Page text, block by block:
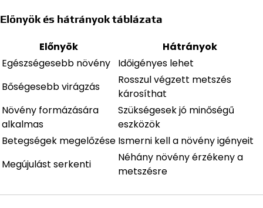
Előnyök és hátrányok táblázata
Előnyök
Hátrányok
Egészségesebb növény
Időigényes lehet
Bőségesebb virágzás
Rosszul végzett metszés
károsíthat
Növény formázására
alkalmas
Szükségesek jó minőségű
eszközök
Betegségek megelőzése Ismerni kell a növény igényeit
Megújulást serkenti
Néhány növény érzékeny a
metszésre